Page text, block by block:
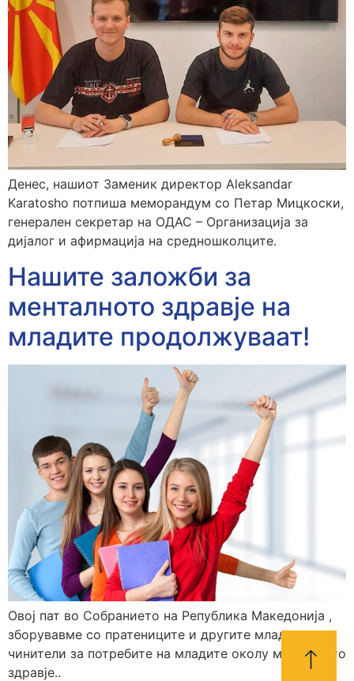
Денес, нашиот Заменик директор Aleksandar
Karatosho потпиша меморандум со Петар Мицкоски,
генерален секретар на ОДАС – Организација за
дијалог и афирмација на средношколците.
Нашите заложби за
менталното здравје на
младите продолжуваат!
Овој пат во Собранието на Република Македонија ,
зборувавме со пратениците и другите младински
чинители за потребите на младите околу менталното
здравје..